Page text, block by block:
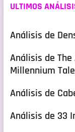
ULTIMOS
Análisis de
Análisis de
Millennium
Análisis de
Análisis de 33